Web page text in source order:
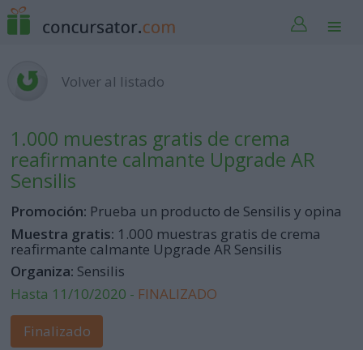
Volver al listado
1.000 muestras gratis de crema
reafirmante calmante Upgrade AR
Sensilis
Promoción: Prueba un producto de Sensilis y opina
Muestra gratis: 1.000 muestras gratis de crema
reafirmante calmante Upgrade AR Sensilis
Organiza: Sensilis
Hasta 11/10/2020 - FINALIZADO
Finalizado